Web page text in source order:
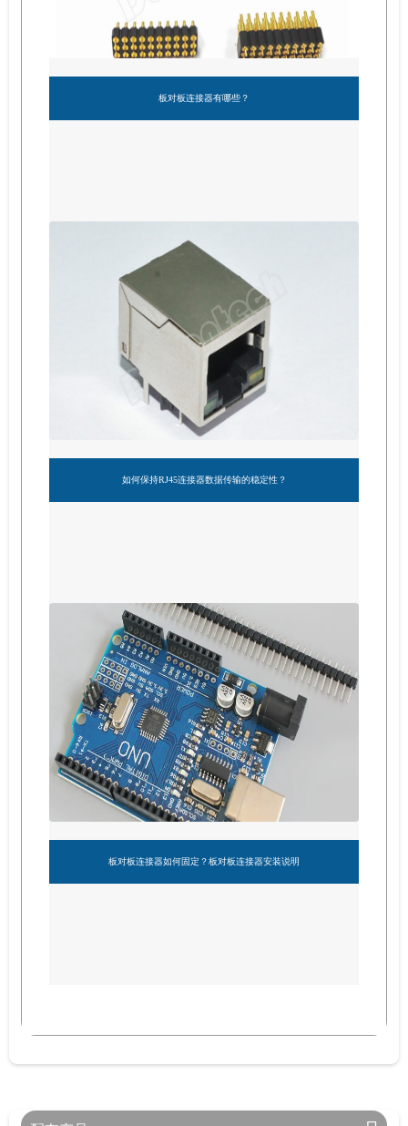
板对板连接器有哪些？
如何保持RJ45连接器数据传输的稳定性？
板对板连接器如何固定？板对板连接器安装说明